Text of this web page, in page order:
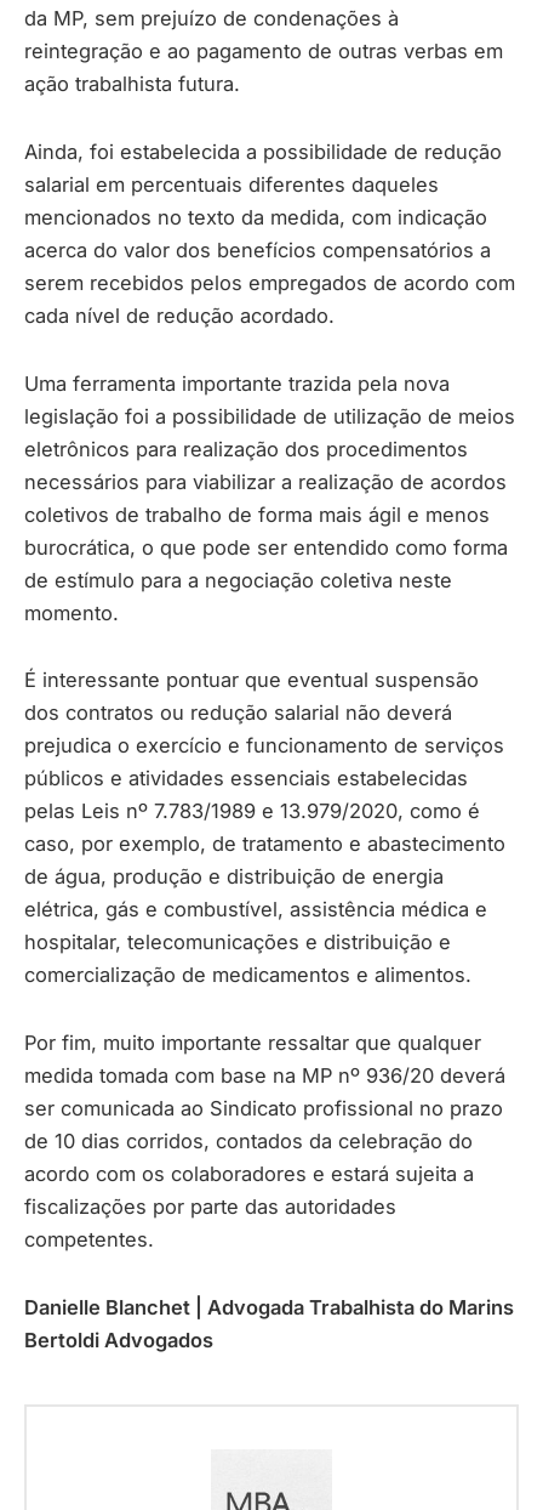
da MP, sem prejuízo de condenações à
reintegração e ao pagamento de outras verbas em
ação trabalhista futura.
Ainda, foi estabelecida a possibilidade de redução
salarial em percentuais diferentes daqueles
mencionados no texto da medida, com indicação
acerca do valor dos benefícios compensatórios a
serem recebidos pelos empregados de acordo com
cada nível de redução acordado.
Uma ferramenta importante trazida pela nova
legislação foi a possibilidade de utilização de meios
eletrônicos para realização dos procedimentos
necessários para viabilizar a realização de acordos
coletivos de trabalho de forma mais ágil e menos
burocrática, o que pode ser entendido como forma
de estímulo para a negociação coletiva neste
momento.
É interessante pontuar que eventual suspensão
dos contratos ou redução salarial não deverá
prejudica o exercício e funcionamento de serviços
públicos e atividades essenciais estabelecidas
pelas Leis nº 7.783/1989 e 13.979/2020, como é
caso, por exemplo, de tratamento e abastecimento
de água, produção e distribuição de energia
elétrica, gás e combustível, assistência médica e
hospitalar, telecomunicações e distribuição e
comercialização de medicamentos e alimentos.
Por fim, muito importante ressaltar que qualquer
medida tomada com base na MP nº 936/20 deverá
ser comunicada ao Sindicato profissional no prazo
de 10 dias corridos, contados da celebração do
acordo com os colaboradores e estará sujeita a
fiscalizações por parte das autoridades
competentes.
Danielle Blanchet | Advogada Trabalhista do Marins
Bertoldi Advogados